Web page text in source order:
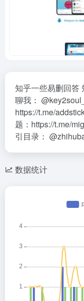
知乎一些易删回答
聊我：
https://t.me/
题：https://t.me/
引目录：
数据统计